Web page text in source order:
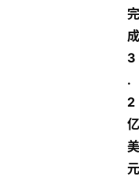
完
成
3
.
2
亿
美
元